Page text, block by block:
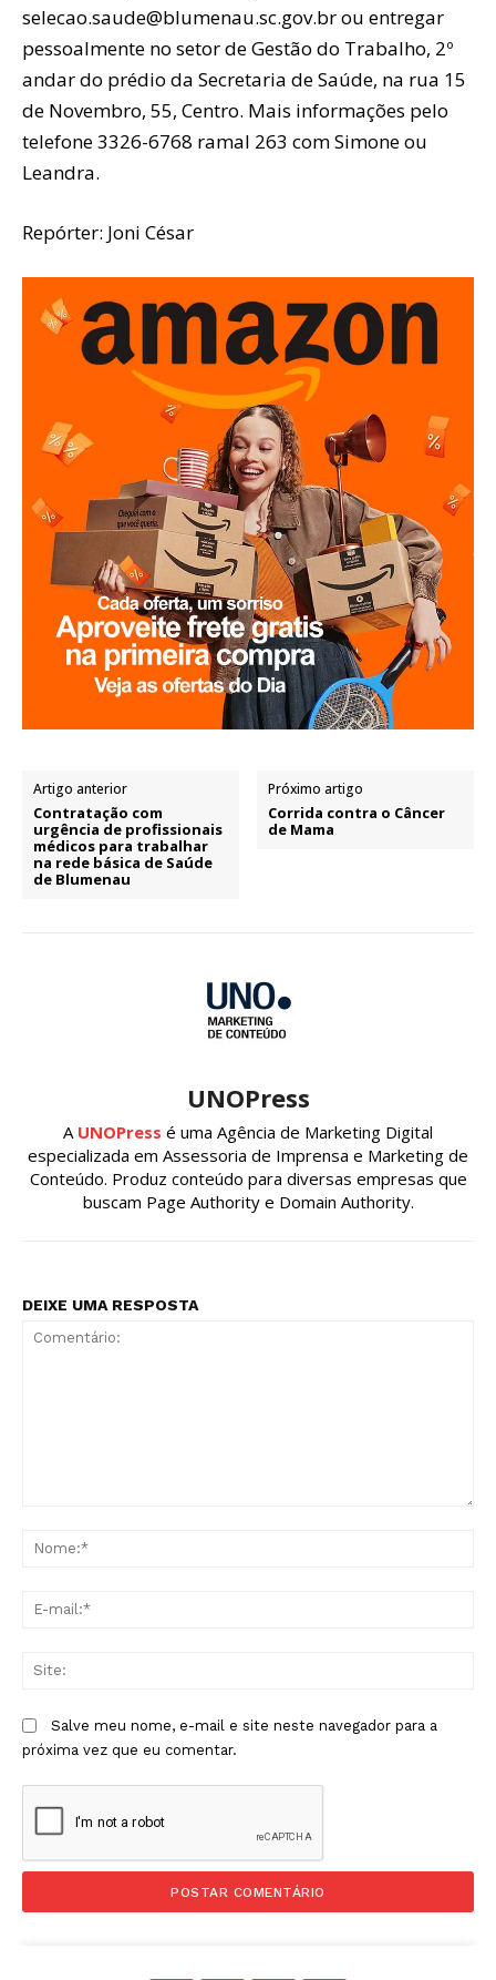
selecao.saude@blumenau.sc.gov.br ou entregar
pessoalmente no setor de Gestão do Trabalho, 2º
andar do prédio da Secretaria de Saúde, na rua 15
de Novembro, 55, Centro. Mais informações pelo
telefone 3326-6768 ramal 263 com Simone ou
Leandra.
Repórter: Joni César
Artigo anterior
Contratação com
urgência de profissionais
médicos para trabalhar
na rede básica de Saúde
de Blumenau
Próximo artigo
Corrida contra o Câncer
de Mama
UNOPress
A UNOPress é uma Agência de Marketing Digital
especializada em Assessoria de Imprensa e Marketing de
Conteúdo. Produz conteúdo para diversas empresas que
buscam Page Authority e Domain Authority.
DEIXE UMA RESPOSTA
Salve meu nome, e-mail e site neste navegador para a
próxima vez que eu comentar.